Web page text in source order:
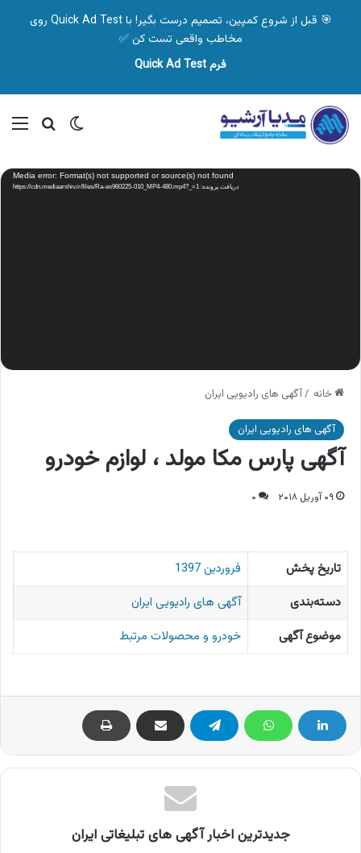
🎯 قبل از شروع کمپین، تصمیم درست بگیر! با Quick Ad Test روی
مخاطب واقعی تست کن ✅
فرم Quick Ad Test
تغییر پوسته
نمایشگر
ویدیو Media error: Format(s) not supported or source(s) not found
دریافت پرونده: https://cdn.mediaarshiv.ir/files/Ra-es960225-010_MP4-480.mp4?_=1
خانه /آگهی های رادیویی ایران
آگهی های رادیویی ایران
آگهی پارس مکا مولد ، لوازم خودرو
۰۹ آوریل ۲۰۱۸ ۰
تاریخ پخش
فروردین 1397
دسته‌بندی
آگهی های رادیویی ایران
موضوع آگهی
خودرو و محصولات مرتبط
جدیدترین اخبار آگهی های تبلیغاتی ایران